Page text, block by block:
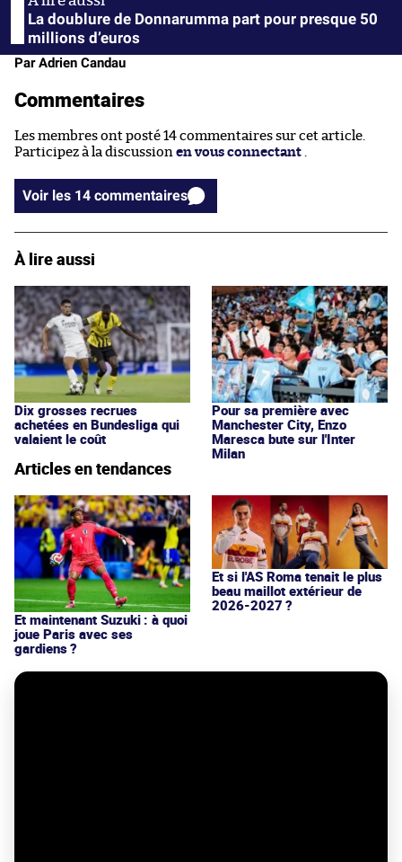
La doublure de Donnarumma part pour presque 50
millions d’euros
Par Adrien Candau
Commentaires
Les membres ont posté 14 commentaires sur cet article.
Participez à la discussion en vous connectant .
Voir les 14 commentaires
À lire aussi
Dix grosses recrues
achetées en Bundesliga qui
valaient le coût
Pour sa première avec
Manchester City, Enzo
Maresca bute sur l'Inter
Milan
Articles en tendances
Et maintenant Suzuki : à quoi
joue Paris avec ses
gardiens ?
Et si l'AS Roma tenait le plus
beau maillot extérieur de
2026-2027 ?